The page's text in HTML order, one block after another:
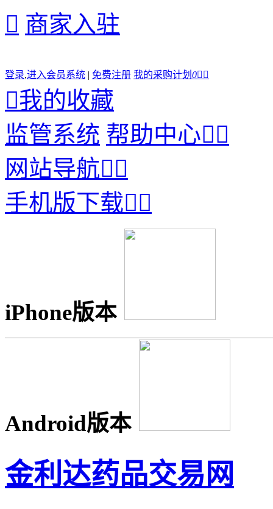
 商家入驻
登录,进入会员系统 | 免费注册 我的采购计划 0 
我的收藏
监管系统 帮助中心
网站导航
手机版下载
iPhone版本
Android版本
金利达药品交易网